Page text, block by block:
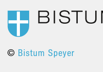
© Bistum Speyer